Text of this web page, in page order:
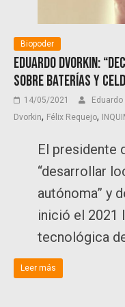
Biopoder
Eduardo Dvorkin:
sobre baterías y
14/05/2021
Dvorkin, Félix Requejo,
El presidente
“desarrollar
autónoma” y
inició el 2021
tecnológica
Leer más